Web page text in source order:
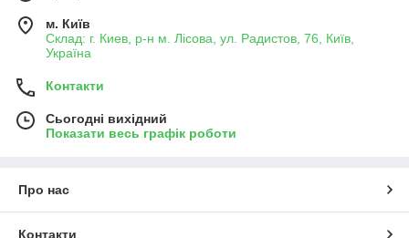
м. Київ
Склад: г. Киев, р-н м. Лісова, ул. Радистов, 76, Київ,
Україна
Контакти
Сьогодні вихідний
Показати весь графік роботи
Про нас
Контакти